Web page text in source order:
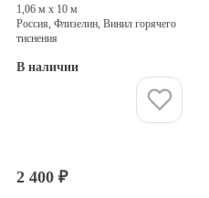
1,06 м х 10 м
Россия, Флизелин, Винил горячего
тиснения
В наличии
2 400 ₽